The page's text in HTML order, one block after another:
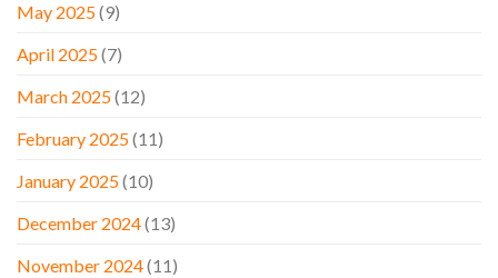
May 2025(9)
April 2025(7)
March 2025(12)
February 2025(11)
January 2025(10)
December 2024(13)
November 2024(11)